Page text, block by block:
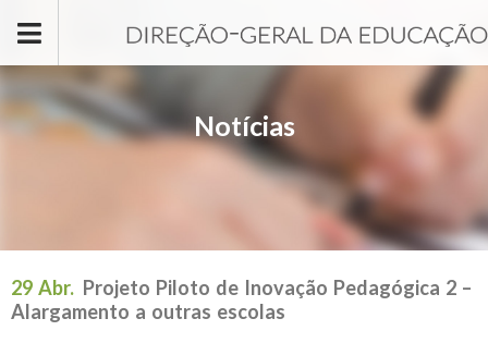
Notícias
29 Abr. Projeto Piloto de Inovação Pedagógica 2 –
Alargamento a outras escolas